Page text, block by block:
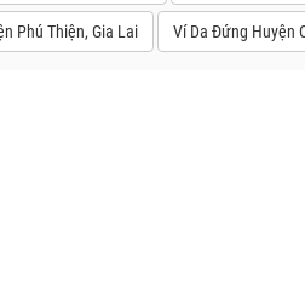
Phú Thiện, Gia Lai Ví Da Đứng Huyện